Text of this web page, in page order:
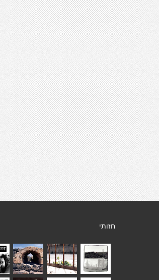
חזותי